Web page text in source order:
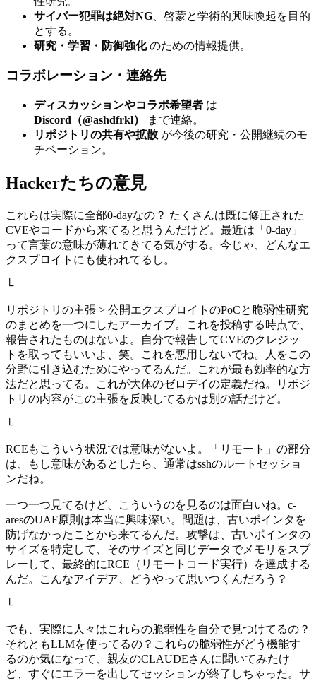
サイバー犯罪は絶対NG 、啓蒙と学術的興味喚起を目的
とする。
研究・学習・防御強化のための情報提供。
コラボレーション・連絡先
ディスカッションやコラボ希望者 は
Discord（@ashdfrkl）
まで連絡。
リポジトリの共有や拡散 が今後の研究・公開継続のモ
チベーション。
Hackerたちの意見
これらは実際に全部0-dayなの？ たくさんは既に修正された
CVEやコードから来てると思うんだけど。最近は「0-day」
って言葉の意味が薄れてきてる気がする。今じゃ、どんなエ
クスプロイトにも使われてるし。
└
リポジトリの主張 > 公開エクスプロイトのPoCと脆弱性研究
のまとめを一つにしたアーカイブ。これを投稿する時点で、
報告されたものはないよ。自分で報告してCVEのクレジッ
トを取ってもいいよ、笑。これを悪用しないでね。人をこの
分野に引き込むためにやってるんだ。これが最も効率的な方
法だと思ってる。これが大体のゼロデイの定義だね。リポジ
トリの内容がこの主張を反映してるかは別の話だけど。
└
RCEもこういう状況では意味がないよ。「リモート」の部分
は、もし意味があるとしたら、通常はsshのルートセッショ
ンだね。
一つ一つ見てるけど、こういうのを見るのは面白いね。c-
aresのUAF原則は本当に興味深い。問題は、古いポインタを
防げなかったことから来てるんだ。攻撃は、古いポインタの
サイズを特定して、そのサイズと同じデータでメモリをスプ
レーして、最終的にRCE（リモートコード実行）を達成する
んだ。こんなアイデア、どうやって思いつくんだろう？
└
でも、実際に人々はこれらの脆弱性を自分で見つけてるの？
それともLLMを使ってるの？これらの脆弱性がどう機能す
るのか気になって、親友のCLAUDEさんに聞いてみたけ
ど、すぐにエラーを出してセッションが終了しちゃった。サ